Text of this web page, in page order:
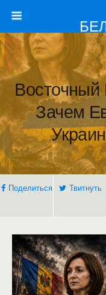
Зачем
Поделиться Твитнуть